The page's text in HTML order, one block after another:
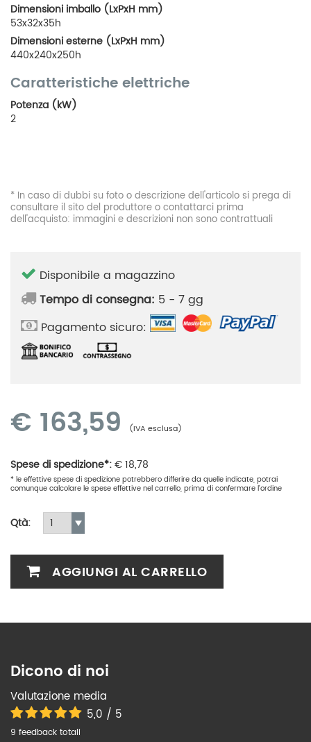
Dimensioni imballo (LxPxH mm)
53x32x35h
Dimensioni esterne (LxPxH mm)
440x240x250h
Caratteristiche elettriche
Potenza (kW)
2
* In caso di dubbi su foto o descrizione dell'articolo si prega di
consultare il sito del produttore o contattarci prima
dell'acquisto: immagini e descrizioni non sono contrattuali
Disponibile a magazzino
Tempo di consegna: 5 - 7 gg
Pagamento sicuro:
€ 163,59 (IVA esclusa)
Spese di spedizione*:€18,78
* le effettive spese di spedizione potrebbero differire da quelle indicate, potrai
comunque calcolare le spese effettive nel carrello, prima di confermare l'ordine
Qtà:
AGGIUNGI AL CARRELLO
Dicono di noi
Valutazione media
5,0 / 5
9 feedback totali